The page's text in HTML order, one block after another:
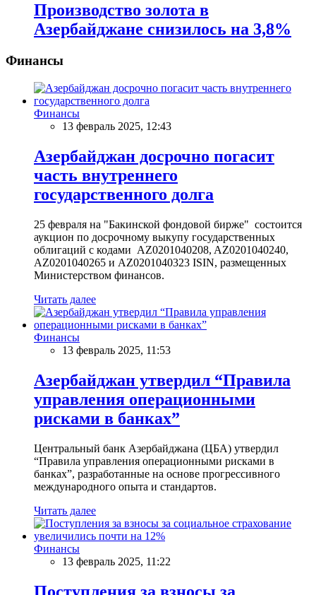
Производство золота в
Азербайджане снизилось на 3,8%
Финансы
Финансы
13 февраль 2025, 12:43
Азербайджан досрочно погасит
часть внутреннего
государственного долга
25 февраля на "Бакинской фондовой бирже" состоится
аукцион по досрочному выкупу государственных
облигаций с кодами AZ0201040208, AZ0201040240,
AZ0201040265 и AZ0201040323 ISIN, размещенных
Министерством финансов.
Читать далее
Финансы
13 февраль 2025, 11:53
Азербайджан утвердил “Правила
управления операционными
рисками в банках”
Центральный банк Азербайджана (ЦБА) утвердил
“Правила управления операционными рисками в
банках”, разработанные на основе прогрессивного
международного опыта и стандартов.
Читать далее
Финансы
13 февраль 2025, 11:22
Поступления за взносы за